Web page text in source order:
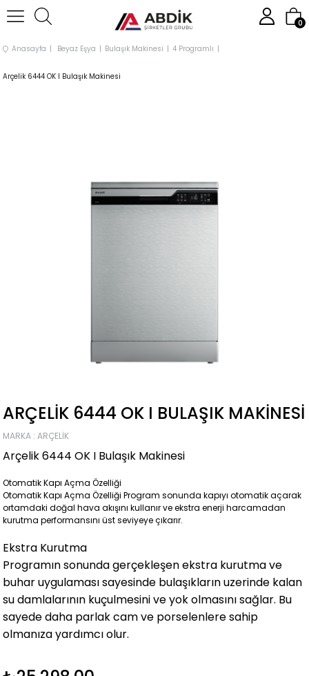
0
Anasayfa Beyaz Eşya Bulaşık Makinesi 4 Programlı
Arçelik 6444 OK I Bulaşık Makinesi
ARÇELIK 6444 OK I BULAŞIK MAKINESI
MARKA : ARÇELIK
Arçelik 6444 OK I Bulaşık Makinesi
Otomatik Kapı Açma Özelliği
Otomatik Kapı Açma Özelliği Program sonunda kapıyı otomatik açarak
ortamdaki doğal hava akışını kullanır ve ekstra enerji harcamadan
kurutma performansını üst seviyeye çıkarır.
Ekstra Kurutma
Programın sonunda gerçekleşen ekstra kurutma ve
buhar uygulaması sayesinde bulaşıkların uzerinde kalan
su damlalarının kuçulmesini ve yok olmasını sağlar. Bu
sayede daha parlak cam ve porselenlere sahip
olmanıza yardımcı olur.